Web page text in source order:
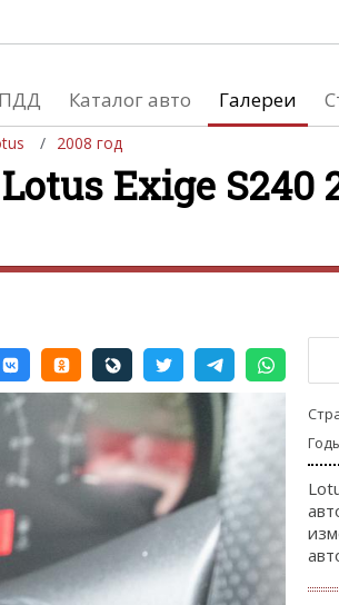
ПДД Каталог авто Галереи
2008 год
Exige S240
Список мировых автосалонов